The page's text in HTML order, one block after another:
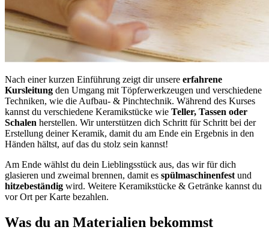
Nach einer kurzen Einführung zeigt dir unsere erfahrene
Kursleitung den Umgang mit Töpferwerkzeugen und verschiedene
Techniken, wie die Aufbau- & Pinchtechnik. Während des Kurses
kannst du verschiedene Keramikstücke wie Teller, Tassen oder
Schalen herstellen. Wir unterstützen dich Schritt für Schritt bei der
Erstellung deiner Keramik, damit du am Ende ein Ergebnis in den
Händen hältst, auf das du stolz sein kannst!
Am Ende wählst du dein Lieblingsstück aus, das wir für dich
glasieren und zweimal brennen, damit es spülmaschinenfest und
hitzebeständig wird. Weitere Keramikstücke & Getränke kannst du
vor Ort per Karte bezahlen.
Was du an Materialien bekommst